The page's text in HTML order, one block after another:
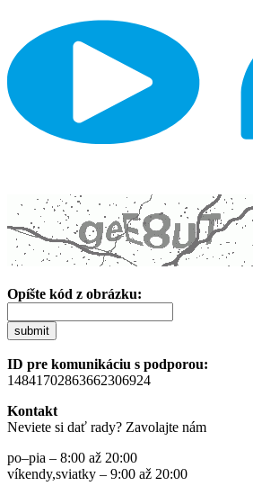
Opíšte kód z obrázku:
submit
ID pre komunikáciu s podporou:
14841702863662306924
Kontakt
Neviete si dať rady? Zavolajte nám
po–pia – 8:00 až 20:00
víkendy,sviatky – 9:00 až 20:00